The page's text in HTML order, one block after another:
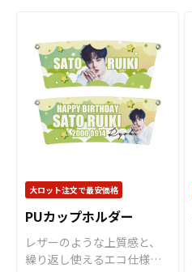
クジェットフルカラー印刷
で、オリジナルのアクリル
マグネットフレームがお作
りいただけます。サイズは
チェキ・トレカに対応でき
る「小サイズ」とL判写真や
ご用意。フォトフレームと
してはもちろん、トレカな
どのカードホルダーや、企
業様のサインフレーム、店
舗のメニューといった備品
大ロット注文で最安価格
PUカップホルダー
レザーのような上質感と、
繰り返し使えるエコ仕様を